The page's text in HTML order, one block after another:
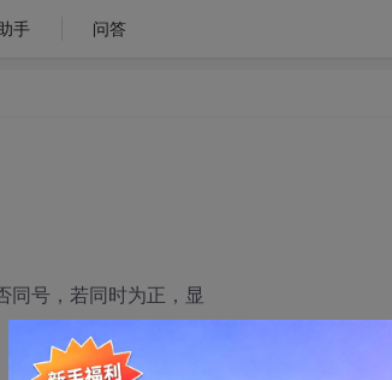
手 问答
同号，若同时为正，显